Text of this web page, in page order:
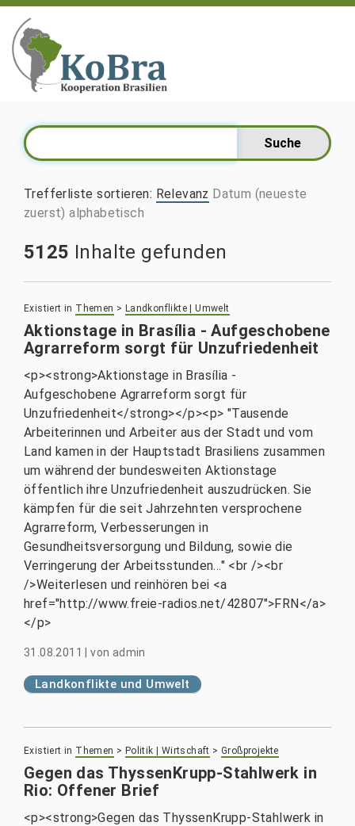
Trefferliste sortieren: Relevanz Datum (neueste
zuerst) alphabetisch
5125 Inhalte gefunden
Existiert in Themen > Landkonflikte | Umwelt
Aktionstage in Brasília - Aufgeschobene
Agrarreform sorgt für Unzufriedenheit
<p><strong>Aktionstage in Brasília -
Aufgeschobene Agrarreform sorgt für
Unzufriedenheit</strong></p><p> "Tausende
Arbeiterinnen und Arbeiter aus der Stadt und vom
Land kamen in der Hauptstadt Brasiliens zusammen
um während der bundesweiten Aktionstage
öffentlich ihre Unzufriedenheit auszudrücken. Sie
kämpfen für die seit Jahrzehnten versprochene
Agrarreform, Verbesserungen in
Gesundheitsversorgung und Bildung, sowie die
Verringerung der Arbeitsstunden..." <br /><br
/>Weiterlesen und reinhören bei <a
href="http://www.freie-radios.net/42807">FRN</a>
</p>
31.08.2011 |von admin
Landkonflikte und Umwelt
Existiert in Themen > Politik | Wirtschaft >Großprojekte
Gegen das ThyssenKrupp-Stahlwerk in
Rio: Offener Brief
<p><strong>Gegen das ThyssenKrupp-Stahlwerk in